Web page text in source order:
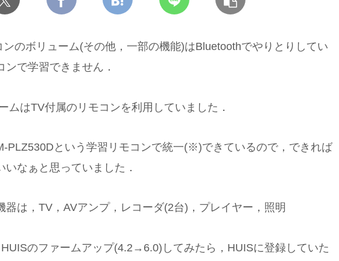
のボリューム(その他，一部の機能)はBluetoothでやりとりしてい
で学習できません．
ムはTV付属のリモコンを利用していました．
PLZ530Dという学習リモコンで統一(※)できているので，できれば
いなぁと思っていました．
は，TV，AVアンプ，レコーダ(2台)，プレイヤー，照明
のファームアップ(4.2→6.0)してみたら，HUISに登録していた